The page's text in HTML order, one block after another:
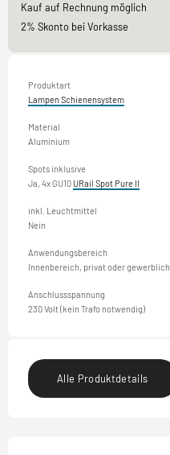
Kauf auf Rechnung möglich
2% Skonto bei Vorkasse
Produktart
Lampen Schienensystem
Material
Aluminium
Spots inklusive
Ja, 4x GU10 URail Spot Pure II
inkl. Leuchtmittel
Nein
Anwendungsbereich
Innenbereich, privat oder gewerblich
Anschlussspannung
230 Volt (kein Trafo notwendig)
Alle Produktdetails